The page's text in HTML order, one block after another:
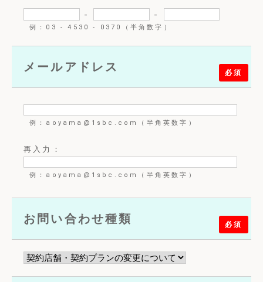
- -
例：03 - 4530 - 0370（半角数字）
メールアドレス 必須
例：aoyama@1sbc.com（半角英数字）
再入力：
例：aoyama@1sbc.com（半角英数字）
お問い合わせ種類 必須